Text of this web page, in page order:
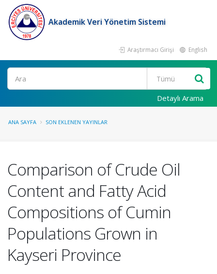
Akademik Veri Yönetim Sistemi
Araştırmacı Girişi English
Ara
Detaylı Arama
ANA SAYFA SON EKLENEN YAYINLAR
Comparison of Crude Oil
Content and Fatty Acid
Compositions of Cumin
Populations Grown in
Kayseri Province